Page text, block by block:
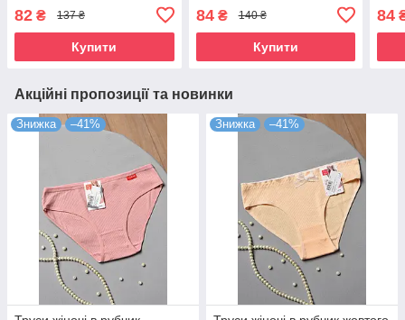
82 ₴ 137 ₴
Купити
84₴ 140 ₴
Купити
84
Акційні пропозиції та новинки
Знижка –41% Знижка –41%